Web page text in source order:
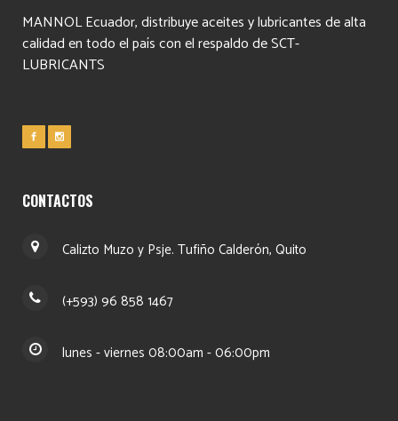
MANNOL Ecuador, distribuye aceites y lubricantes de alta
calidad en todo el país con el respaldo de SCT-
LUBRICANTS
CONTACTOS
Calizto Muzo y Psje. Tufiño Calderón, Quito
(+593) 96 858 1467
lunes - viernes 08:00am - 06:00pm